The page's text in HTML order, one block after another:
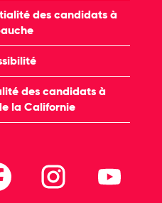
des candidats à
des candidats à
la Californie
o